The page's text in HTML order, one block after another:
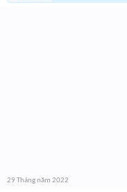
29 Tháng năm 2022